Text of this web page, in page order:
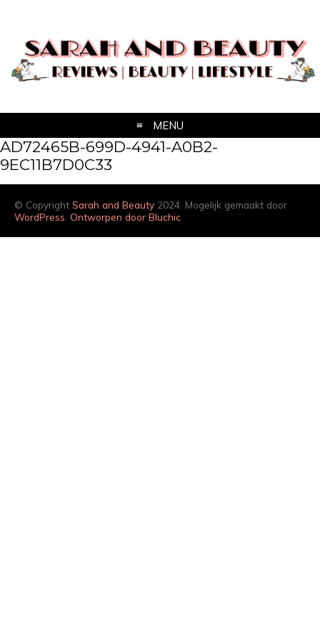
MENU
AD72465B-699D-4941-A0B2-
9EC11B7D0C33
© Copyright Sarah and Beauty 2024. Mogelijk gemaakt door
WordPress Ontworpen door Bluchic